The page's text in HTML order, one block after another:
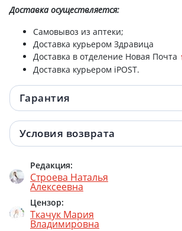
Доставкаосуществляется:
Самовывоз из аптеки;
Доставка курьером Здравица
Доставка в отделение Новая Почта
Доставка курьером iPOST.
Гарантия
Условия возврата
Редакция:
Строева Наталья
Алексеевна
Цензор:
Ткачук Мария
Владимировна